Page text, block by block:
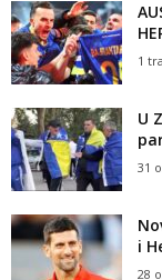
1
U
31
i
28